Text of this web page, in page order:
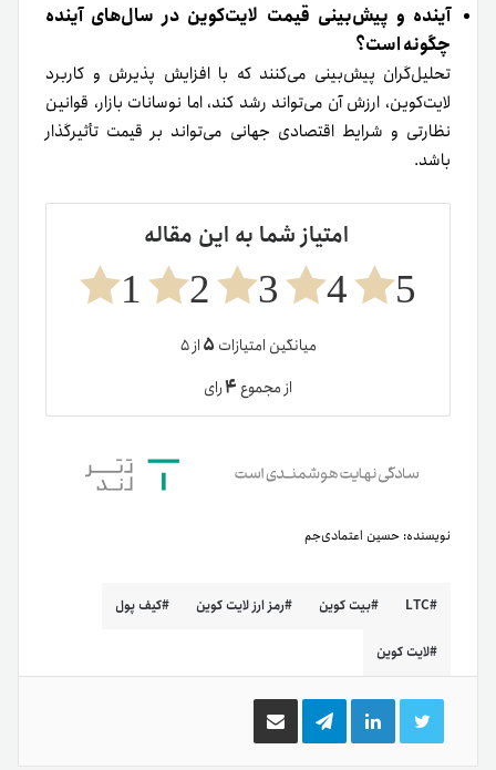
آینده و پیش‌بینی قیمت لایت‌کوین در سال‌های آینده
چگونه است؟
تحلیل‌گران پیش‌بینی می‌کنند که با افزایش پذیرش و کاربرد
لایت‌کوین، ارزش آن می‌تواند رشد کند، اما نوسانات بازار، قوانین
نظارتی و شرایط اقتصادی جهانی می‌تواند بر قیمت تأثیرگذار
باشد.
امتیاز شما به این مقاله
5
4
3
2
1
میانگین امتیازات ۵از ۵
از مجموع۴رای
نویسنده: حسین اعتمادی‌جم
LTC بیت کوین رمز ارز لایت کوین کیف پول
لایت کوین
توییتر لینکدینتلگرام اشتراک
گذاری